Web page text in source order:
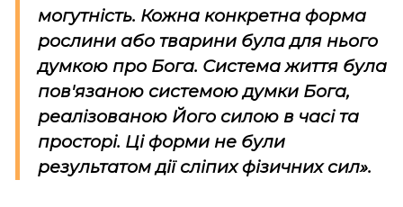
могутність. Кожна конкретна форма
рослини або тварини була для нього
думкою про Бога. Система життя була
пов'язаною системою думки Бога,
реалізованою Його силою в часі та
просторі. Ці форми не були
результатом дії сліпих фізичних сил».